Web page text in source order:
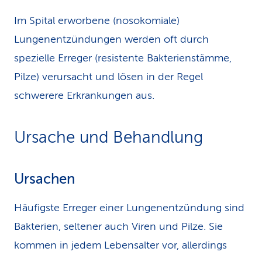
Im Spital erworbene (nosokomiale)
Lungenentzündungen werden oft durch
spezielle Erreger (resistente Bakterienstämme,
Pilze) verursacht und lösen in der Regel
schwerere Erkrankungen aus.
Ursache und Behandlung
Ursachen
Häufigste Erreger einer Lungenentzündung sind
Bakterien, seltener auch Viren und Pilze. Sie
kommen in jedem Lebensalter vor, allerdings